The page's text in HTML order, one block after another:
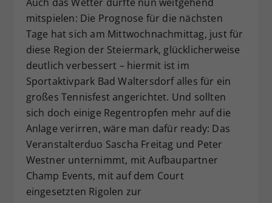
mitspielen: Die Prognose für die nächsten
Tage hat sich am Mittwochnachmittag, just für
diese Region der Steiermark, glücklicherweise
deutlich verbessert – hiermit ist im
Sportaktivpark Bad Waltersdorf alles für ein
großes Tennisfest angerichtet. Und sollten
sich doch einige Regentropfen mehr auf die
Anlage verirren, wäre man dafür ready: Das
Veranstalterduo Sascha Freitag und Peter
Westner unternimmt, mit Aufbaupartner
Champ Events, mit auf dem Court
eingesetzten Rigolen zur